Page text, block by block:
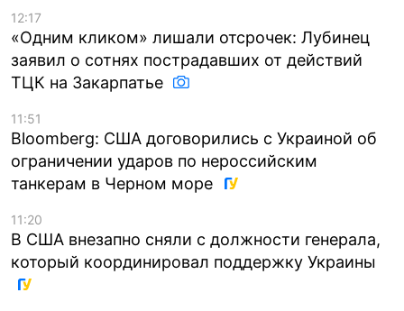
12:17
«Одним кликом» лишали отсрочек: Лубинец
заявил о сотнях пострадавших от действий
ТЦК на Закарпатье
11:51
Bloomberg: США договорились с Украиной об
ограничении ударов по нероссийским
танкерам в Черном море
11:20
В США внезапно сняли с должности генерала,
который координировал поддержку Украины